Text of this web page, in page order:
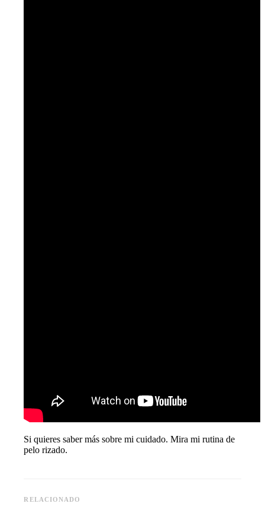
Si quieres saber más sobre mi cuidado. Mira mi rutina de
pelo rizado.
RELACIONADO